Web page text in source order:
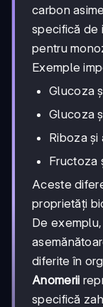
carbon
specifică de
pentru
Exemple
Glucoza
Glucoza
Riboza și
Fructoza
Aceste
proprietăți
De
diferite în
Anomerii
specifică